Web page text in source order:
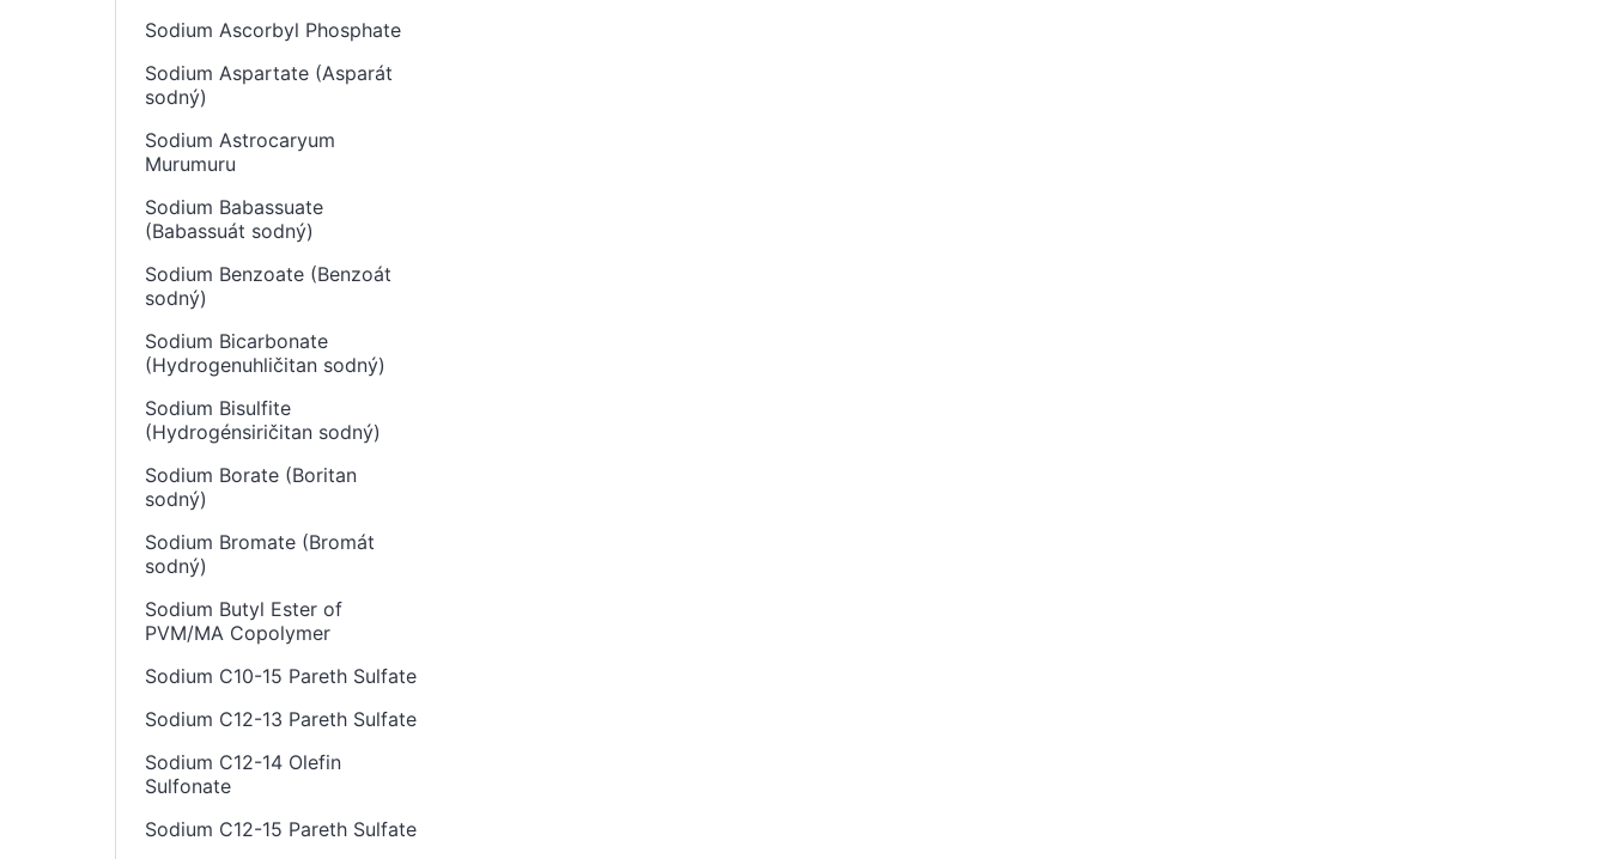
Sodium Ascorbyl Phosphate
Sodium Aspartate (Asparát
sodný)
Sodium Astrocaryum
Murumuru
Sodium Babassuate
(Babassuát sodný)
Sodium Benzoate (Benzoát
sodný)
Sodium Bicarbonate
(Hydrogenuhličitan sodný)
Sodium Bisulfite
(Hydrogénsiričitan sodný)
Sodium Borate (Boritan
sodný)
Sodium Bromate (Bromát
sodný)
Sodium Butyl Ester of
PVM/MA Copolymer
Sodium C10-15 Pareth Sulfate
Sodium C12-13 Pareth Sulfate
Sodium C12-14 Olefin
Sulfonate
Sodium C12-15 Pareth Sulfate